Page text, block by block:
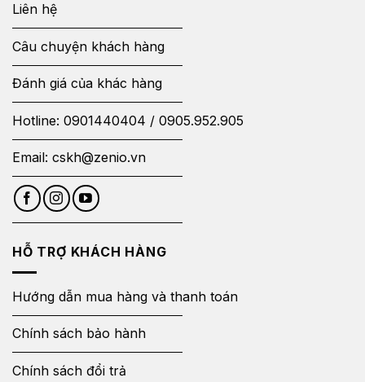
Liên hệ
Câu chuyện khách hàng
Đánh giá của khác hàng
Hotline: 0901440404 / 0905.952.905
Email: cskh@zenio.vn
HỖ TRỢ KHÁCH HÀNG
Hướng dẫn mua hàng và thanh toán
Chính sách bảo hành
Chính sách đổi trả